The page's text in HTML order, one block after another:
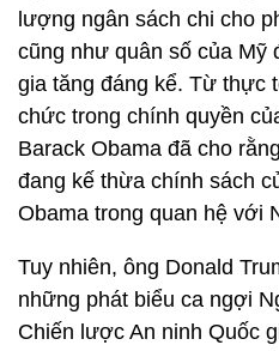
lượng ngân sách chi cho
cũng như quân số của Mỹ
gia tăng đáng kể. Từ thực
chức trong chính quyền
Barack Obama đã cho
đang kế thừa chính sách
Obama trong quan hệ với
Tuy nhiên, ông Donald
những phát biểu ca ngợi
Chiến lược An ninh Quốc